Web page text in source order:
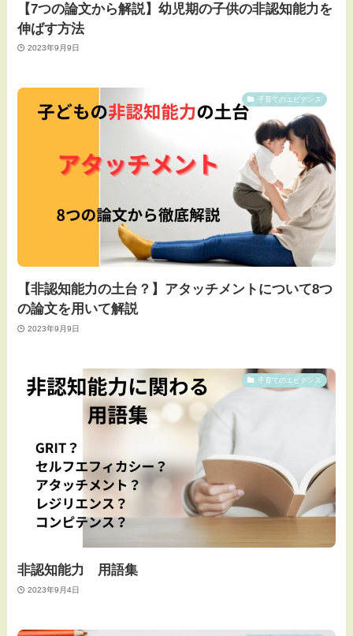
【7つの論文から解説】幼児期の子供の非認知能力を
伸ばす方法
2023年9月9日
子育てのエビデンス
【非認知能力の土台？】アタッチメントについて8つ
の論文を用いて解説
2023年9月9日
子育てのエビデンス
非認知能力 用語集
2023年9月4日